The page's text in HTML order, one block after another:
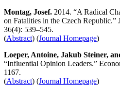
Montag, Josef. 2014. “A Radical
on Fatalities in the Czech Republic.”
36(4): 539–545.
(Abstract) (Journal Homepage)
Loeper, Antoine, Jakub Steiner,
“Influential Opinion Leaders.”
1167.
(Abstract) (Journal Homepage)